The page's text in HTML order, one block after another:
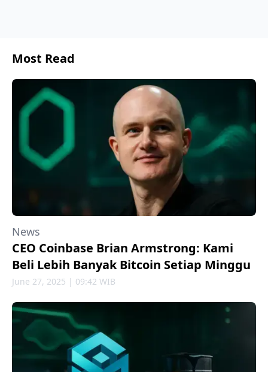
Most Read
News
CEO Coinbase Brian Armstrong: Kami
Beli Lebih Banyak Bitcoin Setiap Minggu
June 27, 2025 | 09:42 WIB